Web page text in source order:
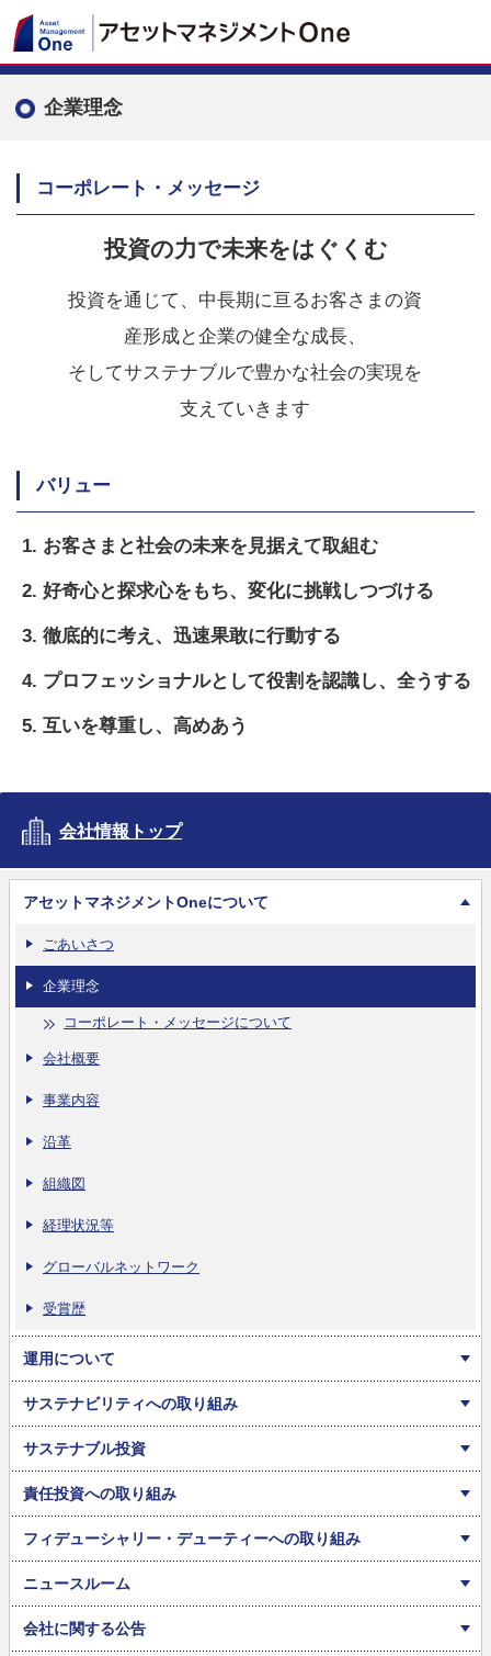
企業理念
コーポレート・メッセージ
投資の力で未来をはぐくむ
投資を通じて、中長期に亘るお客さまの資
産形成と企業の健全な成長、
そしてサステナブルで豊かな社会の実現を
支えていきます
バリュー
お客さまと社会の未来を見据えて取組む
好奇心と探求心をもち、変化に挑戦しつづける
徹底的に考え、迅速果敢に行動する
プロフェッショナルとして役割を認識し、全うする
互いを尊重し、高めあう
会社情報トップ
アセットマネジメントOneについて
ごあいさつ
企業理念
コーポレート・メッセージについて
会社概要
事業内容
沿革
組織図
経理状況等
グローバルネットワーク
受賞歴
運用について
サステナビリティへの取り組み
サステナブル投資
責任投資への取り組み
フィデューシャリー・デューティーへの取り組み
ニュースルーム
会社に関する公告